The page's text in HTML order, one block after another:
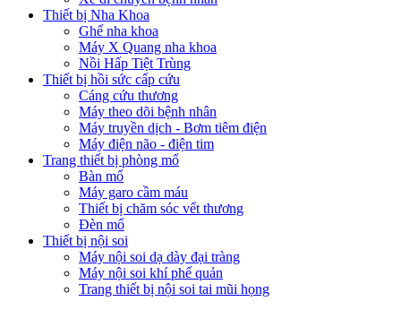
Thiết bị Nha Khoa
Ghế nha khoa
Máy X Quang nha khoa
Nồi Hấp Tiệt Trùng
Thiết bị hồi sức cấp cứu
Cáng cứu thương
Máy theo dõi bệnh nhân
Máy truyền dịch - Bơm tiêm điện
Máy điện não - điện tim
Trang thiết bị phòng mổ
Bàn mổ
Máy garo cầm máu
Thiết bị chăm sóc vết thương
Đèn mổ
Thiết bị nội soi
Máy nội soi dạ dày đại tràng
Máy nội soi khí phế quản
Trang thiết bị nội soi tai mũi họng